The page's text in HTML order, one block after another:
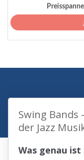
Swing Bands
der Jazz
Was genau ist